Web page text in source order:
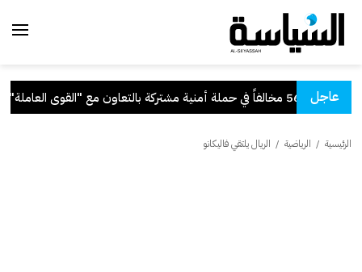
عاجل
مشتركة بالتعاون مع "القوى العاملة"
الرئيسية / الرياضية / الريال يلتقي فاليكانو